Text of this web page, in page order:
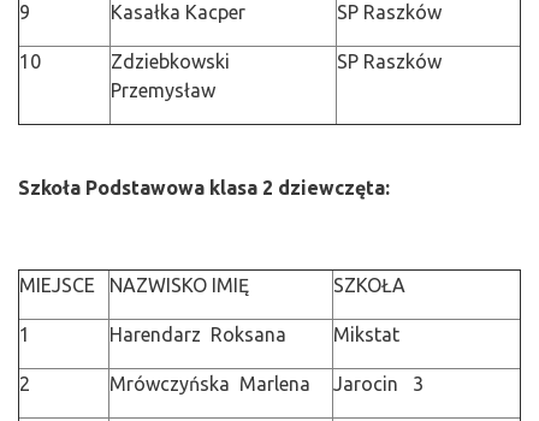
9 Kasałka Kacper SP Raszków
10
Zdziebkowski
Przemysław
SP Raszków
Szkoła Podstawowa klasa 2 dziewczęta:
MIEJSCE NAZWISKO IMIĘ SZKOŁA
1 Harendarz Roksana Mikstat
2 Mrówczyńska Marlena Jarocin 3